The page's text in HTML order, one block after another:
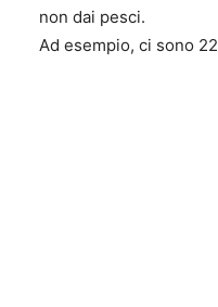
non dai pesci.
Ad esempio, ci sono 22